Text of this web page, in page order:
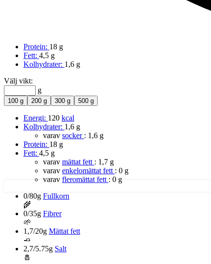
Protein: 18 g
Fett: 4,5 g
Kolhydrater: 1,6 g
Välj vikt:
g
100 g 200 g 300 g 500 g
Energi: 120 kcal
Kolhydrater: 1,6 g
varav socker : 1,6 g
Protein: 18 g
Fett: 4,5 g
varav mättat fett : 1,7 g
varav enkelomättat fett : 0 g
varav fleromättat fett : 0 g
0/80g Fullkorn
🌾
0/35g Fibrer
🌱
1,7/20g Mättat fett
🧈
2,7/5.75g Salt
🧂